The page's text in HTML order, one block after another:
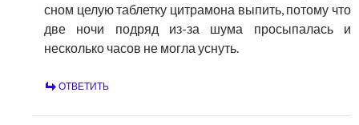
сном целую таблетку цитрамона выпить, потому что
две ночи подряд из-за шума просыпалась и
несколько часов не могла уснуть.
ОТВЕТИТЬ